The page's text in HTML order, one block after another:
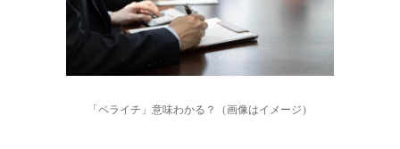
「ペライチ」意味わかる？（画像はイメージ）